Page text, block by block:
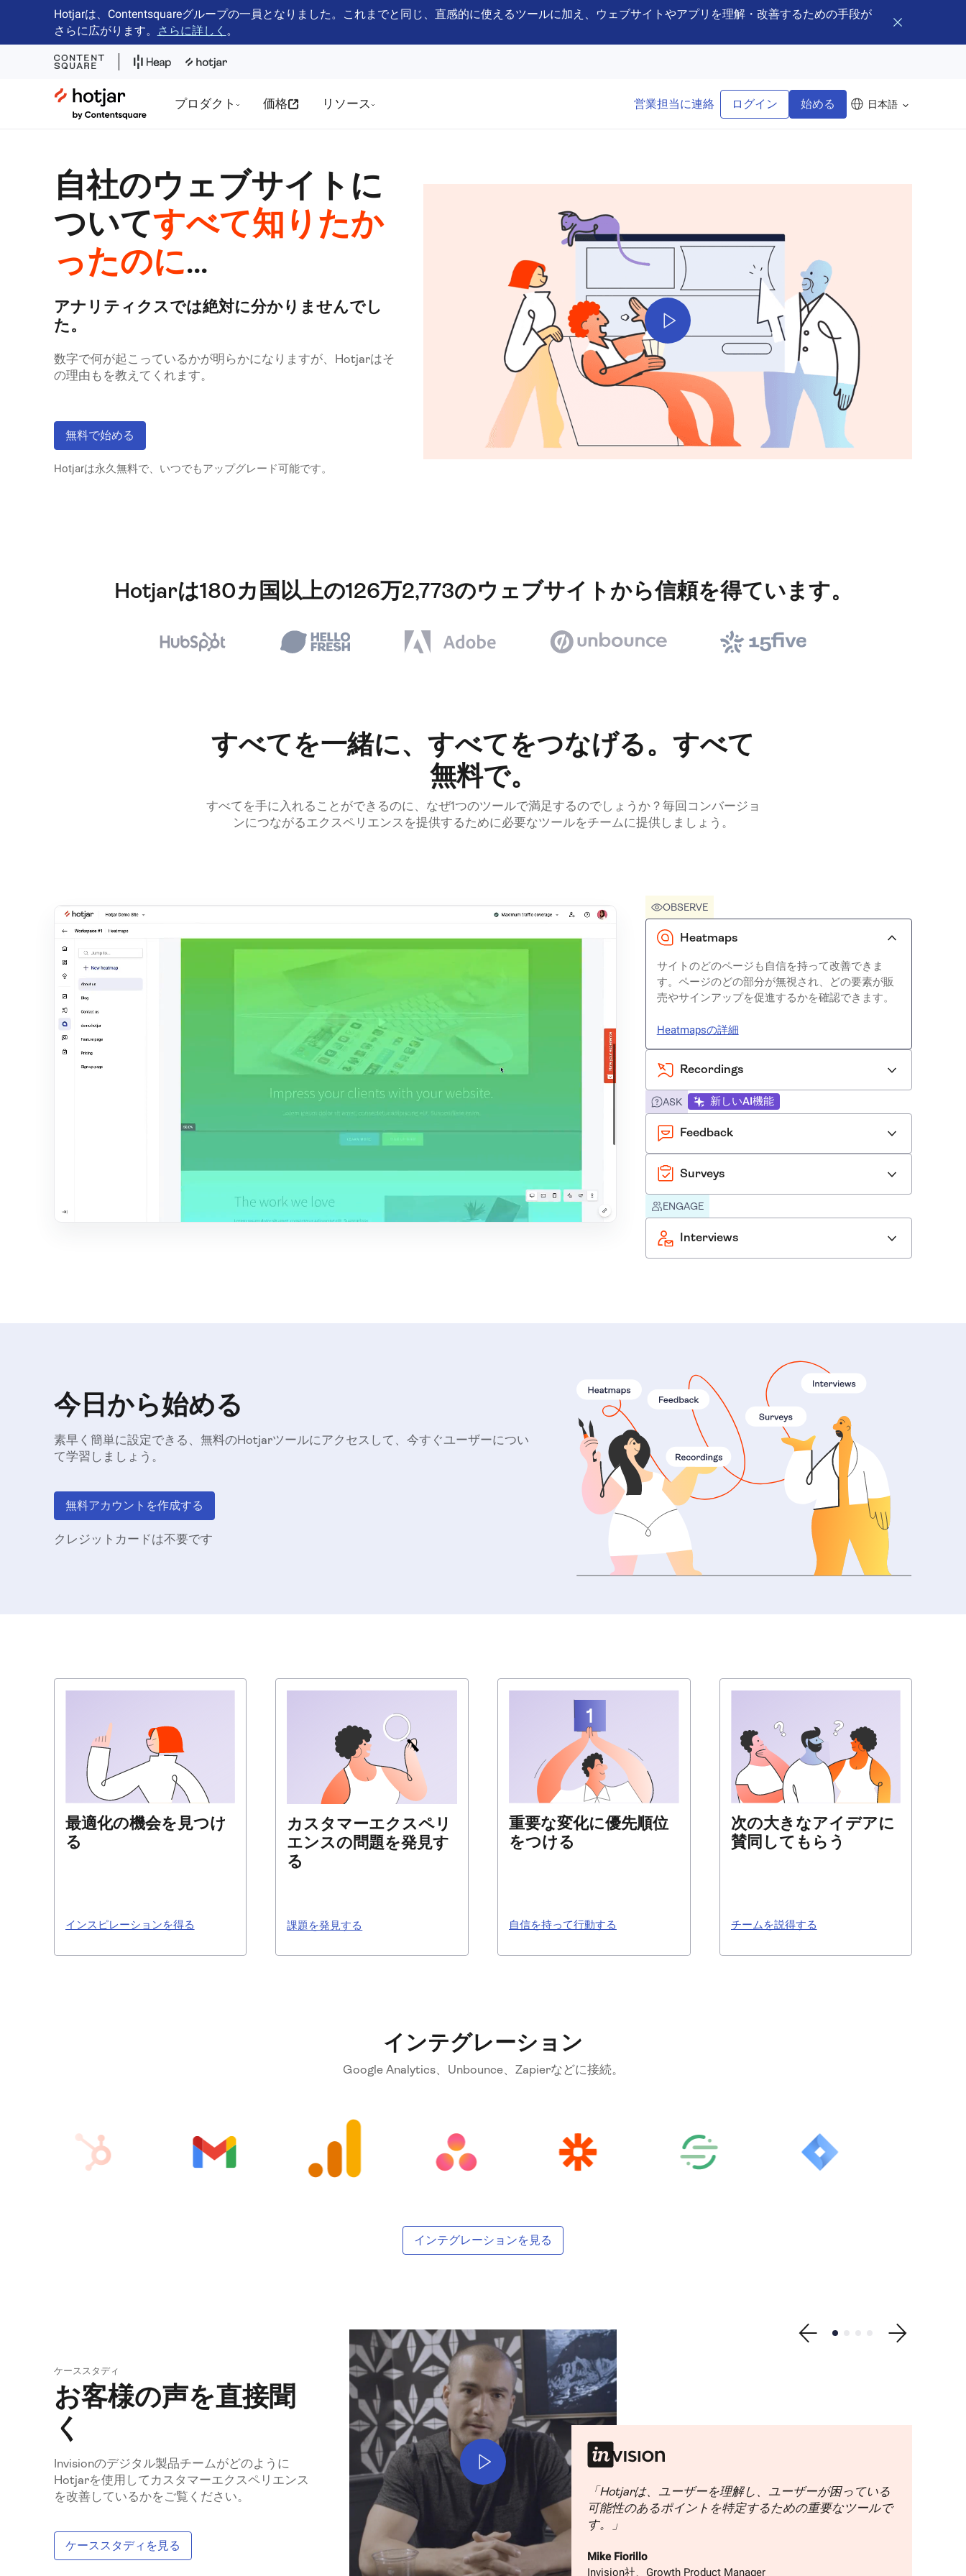
Hotjarは、Contentsquareグループの一員となりました。これまでと同じ、直感的に使えるツールに加え、ウェブサイトやアプリを理解・改善するための手段が
さらに広がります。
さらに詳しく 。 バナーを閉じ
Hotjar Logo
プロダクト 価格 リソース 営業担当に連絡 ログイン 始める 日本語
自社のウェブサイトに
ついてすべて知りたか
ったのに...
アナリティクスでは絶対に分かりませんでし
た。
数字で何が起こっているかが明らかになりますが、Hotjarはそ
の理由もを教えてくれます。
無料で始める
Hotjarは永久無料で、いつでもアップグレード可能です。
Hotjarは180カ国以上の126万2,773のウェブサイトから信頼を得ています。
すべてを一緒に、すべてをつなげる。すべて
無料で。
すべてを手に入れることができるのに、なぜ1つのツールで満足するのでしょうか？毎回コンバージョ
ンにつながるエクスペリエンスを提供するために必要なツールをチームに提供しましょう。
OBSERVE
Heatmaps
サイトのどのページも自信を持って改善できま
す。ページのどの部分が無視され、どの要素が販
売やサインアップを促進するかを確認できます。
Heatmapsの詳細
Recordings
ASK 新しいAI機能
Feedback
Surveys
ENGAGE
Interviews
今日から始める
素早く簡単に設定できる、無料のHotjarツールにアクセスして、今すぐユーザーについ
て学習しましょう。
無料アカウントを作成する
クレジットカードは不要です
最適化の機会を見つけ
る
閲覧しているかを確認すること
で、インパクトの大きい変更を特
インスピレーションを得る
カスタマーエクスペリ
エンスの問題を発見す
る
ような重要なアクションを完了す
脱してしまうのかを確認しましょ
課題を発見する
重要な変化に優先順位
をつける
意見を聞いて、ユーザーが重視す
る変更を加えます。
自信を持って行動する
次の大きなアイデアに
賛同してもらう
得力のあるケースを作成します。
チームを説得する
インテグレーション
Google Analytics、Unbounce、Zapierなどに接続。
インテグレーションを見る
ケーススタディ
お客様の声を直接聞
く
Invisionのデジタル製品チームがどのように
Hotjarを使用してカスタマーエクスペリエンス
を改善しているかをご覧ください。
ケーススタディを見る
Play
「Hotjarは、ユーザーを理解し、ユーザーが困っている
可能性のあるポイントを特定するための重要なツールで
す。」
Mike Fiorillo
Invision社、Growth Product Manager
Show previous testimonial
Show testimonial 1
Show testimonial 2
Show testimonial 3
Show
Show next testimonial